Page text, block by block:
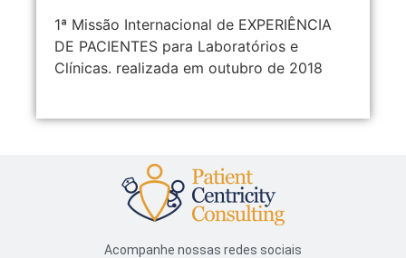
1ª Missão Internacional de EXPERIÊNCIA
DE PACIENTES para Laboratórios e
Clínicas. realizada em outubro de 2018
Acompanhe nossas redes sociais